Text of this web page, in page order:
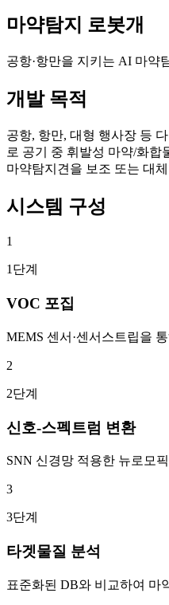
마약탐지 로봇개
공항·항만을 지키는 AI 마약
개발 목적
공항, 항만, 대형 행사장 등
로 공기 중 휘발성 마약/화합
마약탐지견을 보조 또는 대
시스템 구성
1
1단계
VOC 포집
MEMS 센서·센서스트립을
2
2단계
신호-스펙트럼 변환
SNN 신경망 적용한 뉴로모
3
3단계
타겟물질 분석
표준화된 DB와 비교하여 마